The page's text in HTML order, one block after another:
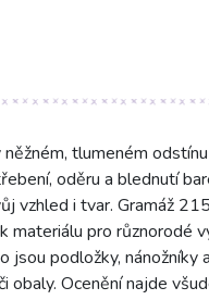
tlumeném
oděru a blednutí
vzhled i tvar. Gramáž
pro různorodé
podložky, nánožníky
obaly. Ocenění najde